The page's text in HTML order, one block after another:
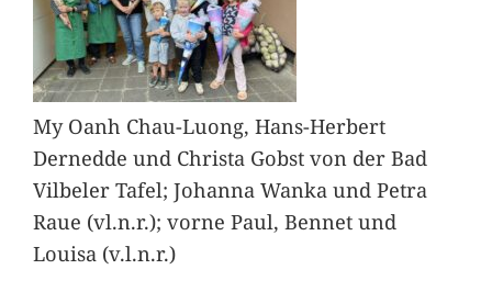
My Oanh Chau-Luong, Hans-Herbert
Dernedde und Christa Gobst von der Bad
Vilbeler Tafel; Johanna Wanka und Petra
Raue (vl.n.r.); vorne Paul, Bennet und
Louisa (v.l.n.r.)